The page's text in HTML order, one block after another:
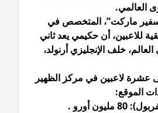
المتخصص في
أن حكيمي يعد ثاني
الإنجليزي أرنولد،
في مركز الظهير